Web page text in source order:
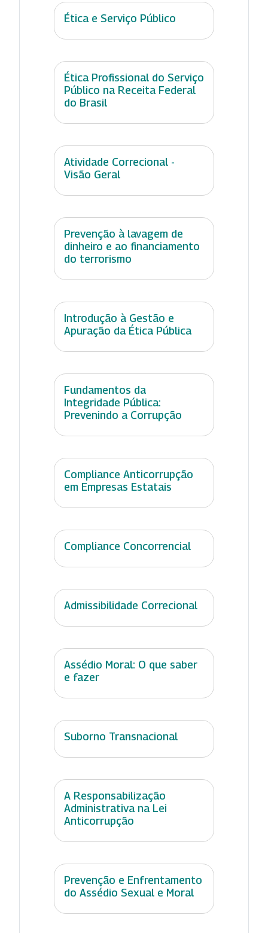
Ética e Serviço Público
Ética Profissional do Serviço
Público na Receita Federal
do Brasil
Atividade Correcional -
Visão Geral
Prevenção à lavagem de
dinheiro e ao financiamento
do terrorismo
Introdução à Gestão e
Apuração da Ética Pública
Fundamentos da
Integridade Pública:
Prevenindo a Corrupção
Compliance Anticorrupção
em Empresas Estatais
Compliance Concorrencial
Admissibilidade Correcional
Assédio Moral: O que saber
e fazer
Suborno Transnacional
A Responsabilização
Administrativa na Lei
Anticorrupção
Prevenção e Enfrentamento
do Assédio Sexual e Moral